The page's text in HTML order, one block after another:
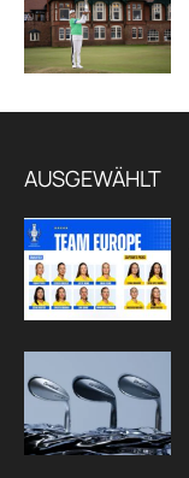
AUSGEWÄHLT